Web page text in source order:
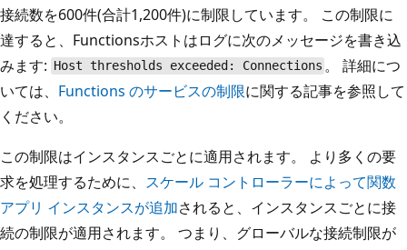
接続数を600件(合計1,200件)に制限しています。 この制限に
達すると、Functionsホストはログに次のメッセージを書き込
みます: Host thresholds exceeded: Connections 。 詳細につ
いては、 Functions のサービスの制限に関する記事を参照して
ください。
この制限はインスタンスごとに適用されます。 より多くの要
求を処理するために、 スケール コントローラーによって関数
アプリ インスタンスが追加されると、インスタンスごとに接
続の制限が適用されます。 つまり、グローバルな接続制限が